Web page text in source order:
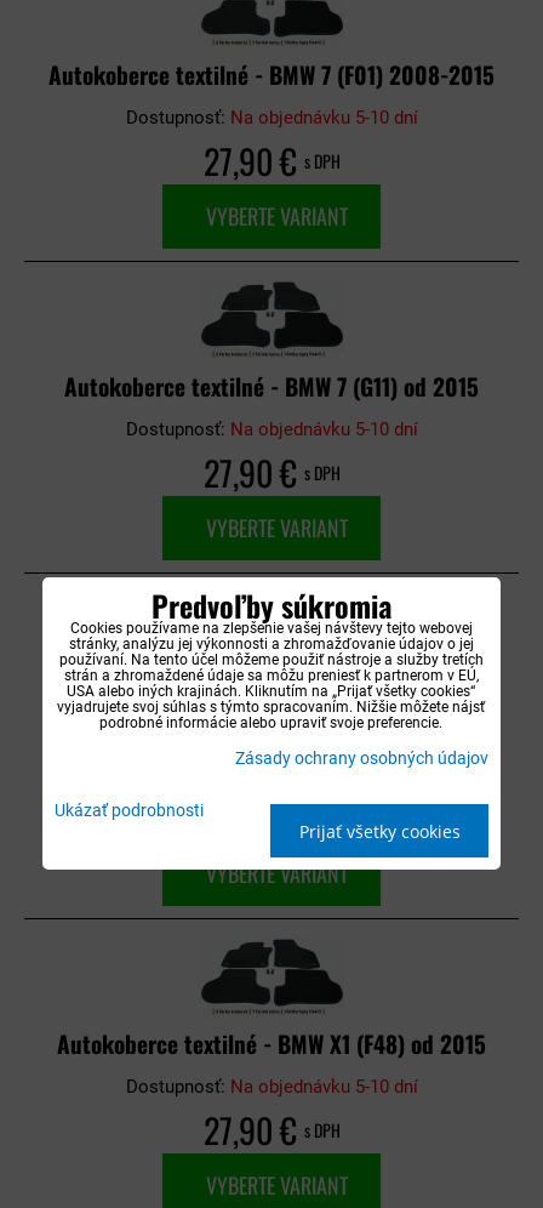
Autokoberce textilné - BMW 7 (F01) 2008-2015
Dostupnosť: Na objednávku 5-10 dní
27,90 € s DPH
VYBERTE VARIANT
Autokoberce textilné - BMW 7 (G11) od 2015
Dostupnosť: Na objednávku 5-10 dní
27,90 € s DPH
VYBERTE VARIANT
Autokoberce textilné - BMW X1 (E84) 2009-
2015
Na objednávku 5-10 dní
27,90 €
VYBERTE VARIANT
Autokoberce textilné - BMW X1 (F48) od 2015
Dostupnosť: Na objednávku 5-10 dní
27,90 € s DPH
VYBERTE VARIANT
Predvoľby súkromia
Cookies používame na zlepšenie vašej návštevy tejto webovej
stránky, analýzu jej výkonnosti a zhromažďovanie údajov o jej
používaní. Na tento účel môžeme použiť nástroje a služby tretích
strán a zhromaždené údaje sa môžu preniesť k partnerom v EÚ,
USA alebo iných krajinách. Kliknutím na „Prijať všetky cookies“
vyjadrujete svoj súhlas s týmto spracovaním. Nižšie môžete nájsť
podrobné informácie alebo upraviť svoje preferencie.
Zásady ochrany osobných údajov
Ukázať podrobnosti
Prijať všetky cookies